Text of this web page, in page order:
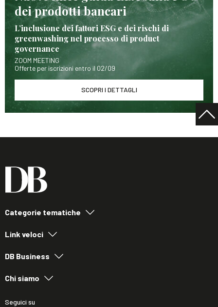
dei prodotti bancari
L’inclusione dei fattori ESG e dei rischi di
greenwashing nel processo di product
governance
ZOOM MEETING
Offerte per iscrizioni entro il 02/09
SCOPRI I DETTAGLI
Categorie tematiche
Link veloci
DB Business
Chi siamo
Seguici su